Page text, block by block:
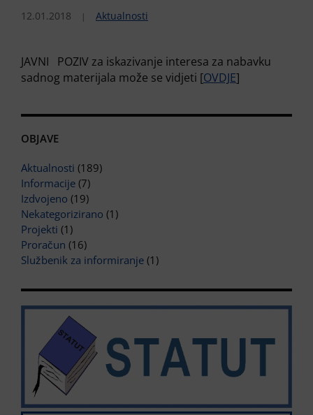
12.01.2018 Aktualnosti
JAVNI POZIV za iskazivanje interesa za nabavku
sadnog materijala može se vidjeti [OVDJE]
OBJAVE
Aktualnosti (189)
Informacije (7)
Izdvojeno (19)
Nekategorizirano (1)
Projekti (1)
Proračun (16)
Službenik za informiranje (1)